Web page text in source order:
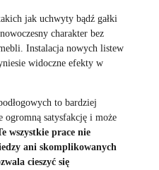
jak uchwyty bądź gałki
charakter bez
Instalacja nowych listew
widoczne efekty w
to bardziej
ogromną satysfakcję i może
wszystkie prace nie
ani skomplikowanych
cieszyć się